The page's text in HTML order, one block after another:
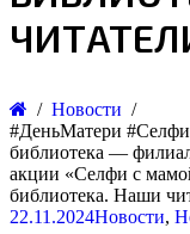
Новости
#ДеньМатери
библиотека —
акции «Селфи с
библиотека. Наши
22.11.2024Новости,